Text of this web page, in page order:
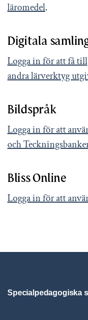
läromedel.
Digitala
Logga in för att få
andra lärverktyg
Bildspråk
Logga in för att
och
Bliss Online
Logga in för att
Specialpedagogiska